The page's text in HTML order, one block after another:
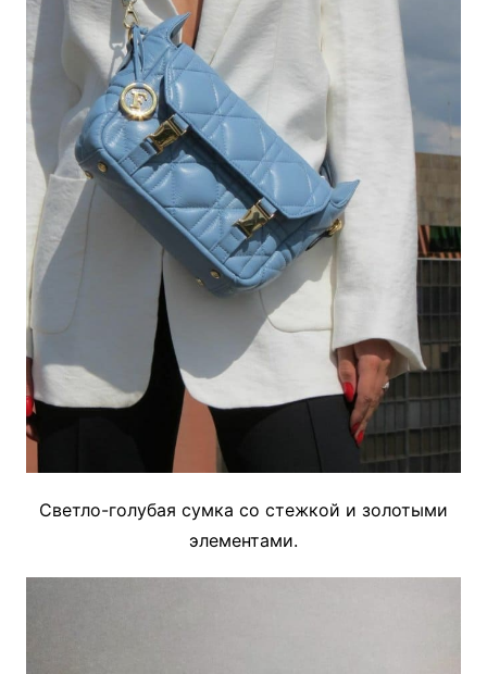
Светло-голубая сумка со стежкой и золотыми
элементами.